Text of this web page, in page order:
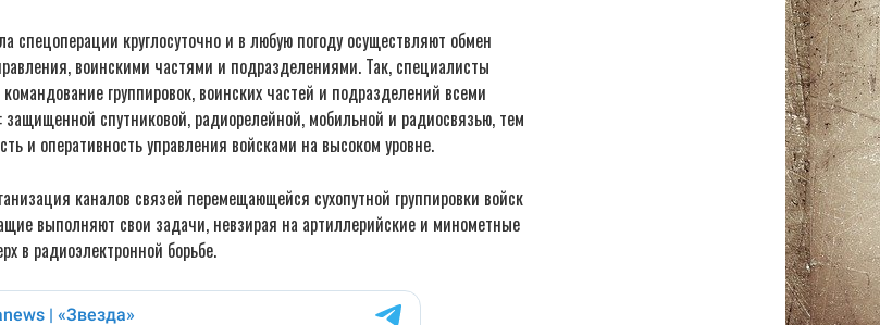
спецоперации круглосуточно и в любую погоду осуществляют обмен
воинскими частями и подразделениями. Так, специалисты
группировок, воинских частей и подразделений всеми
защищенной спутниковой, радиорелейной, мобильной и радиосвязью, тем
и оперативность управления войсками на высоком уровне.
каналов связей перемещающейся сухопутной группировки войск
выполняют свои задачи, невзирая на артиллерийские и минометные
в радиоэлектронной борьбе.